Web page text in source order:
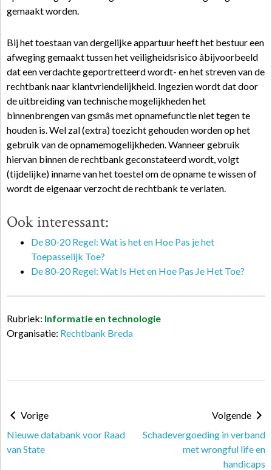
gemaakt worden.
Bij het toestaan van dergelijke appartuur heeft het bestuur een
afweging gemaakt tussen het veiligheidsrisico âbijvoorbeeld
dat een verdachte geportretteerd wordt- en het streven van de
rechtbank naar klantvriendelijkheid. Ingezien wordt dat door
de uitbreiding van technische mogelijkheden het
binnenbrengen van gsmâs met opnamefunctie niet tegen te
houden is. Wel zal (extra) toezicht gehouden worden op het
gebruik van de opnamemogelijkheden. Wanneer gebruik
hiervan binnen de rechtbank geconstateerd wordt, volgt
(tijdelijke) inname van het toestel om de opname te wissen of
wordt de eigenaar verzocht de rechtbank te verlaten.
Ook interessant:
De 80-20 Regel: Wat is het en Hoe Pas je het
Toepasselijk Toe?
De 80-20 Regel: Wat Is Het en Hoe Pas Je Het Toe?
Rubriek: Informatie en technologie
Organisatie: Rechtbank Breda
Vorige
Nieuwe databank voor Raad
van State
Volgende
Schadevergoeding in verband
met wrongful life en
handicaps